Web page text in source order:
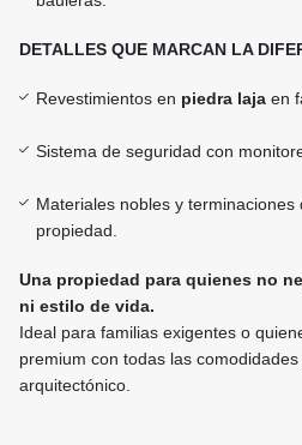
DETALLES QUE MARCAN LA
Revestimientos en piedra laja en
Sistema de seguridad con
Materiales nobles y
propiedad.
Una propiedad para quienes no
ni estilo de vida.
Ideal para familias exigentes o
premium con todas las
arquitectónico.